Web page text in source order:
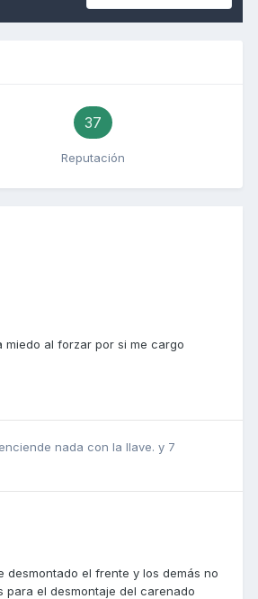
37
Reputación
miedo al forzar por si me cargo
nada con la llave. y 7
desmontado el frente y los demás no
para el desmontaje del carenado